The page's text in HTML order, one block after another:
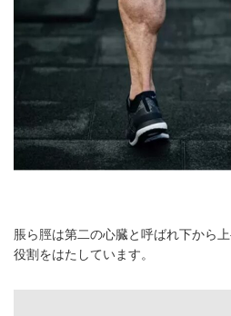
脹ら脛は第二の心臓と呼ばれ下から
役割をはたしています。